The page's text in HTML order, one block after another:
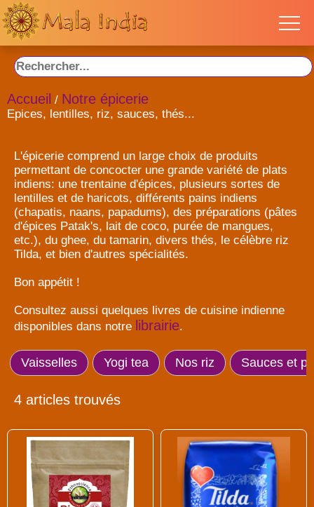
Accueil / Notre épicerie
Epices, lentilles, riz, sauces, thés...
L'épicerie comprend un large choix de produits
permettant de concocter une grande variété de plats
indiens: une trentaine d'épices, plusieurs sortes de
lentilles et de haricots, différents pains indiens
(chapatis, naans, papadums), des préparations (pâtes
d'épices Patak's, lait de coco, purée de mangues,
etc.), du ghee, du tamarin, divers thés, le célèbre riz
Tilda, et bien d'autres spécialités.
Bon appétit !
Consultez aussi quelques livres de cuisine indienne
disponibles dans notre librairie.
Vaisselles Yogi tea Nos riz Sauces et
4 articles trouvés